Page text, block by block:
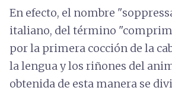
En efecto, el nombre
italiano, del término
por la primera cocción de la
la lengua y los riñones del
obtenida de esta manera se